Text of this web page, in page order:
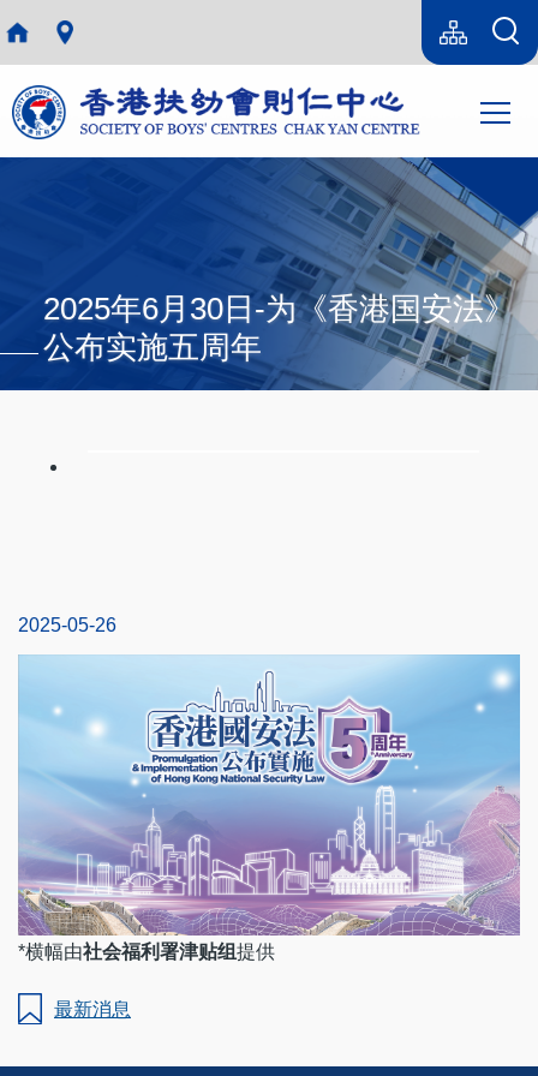
跳转到主要内容
Language
switcher
Sitemap(SC)
导
航
2025年6月30日-为《香港国安法》
公布实施五周年
2025-05-26
*横幅由社会福利署津贴组提供
最新消息